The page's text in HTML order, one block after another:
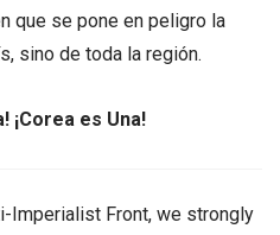
que se pone en peligro la
sino de toda la región.
¡Corea es Una!
Imperialist Front, we strongly